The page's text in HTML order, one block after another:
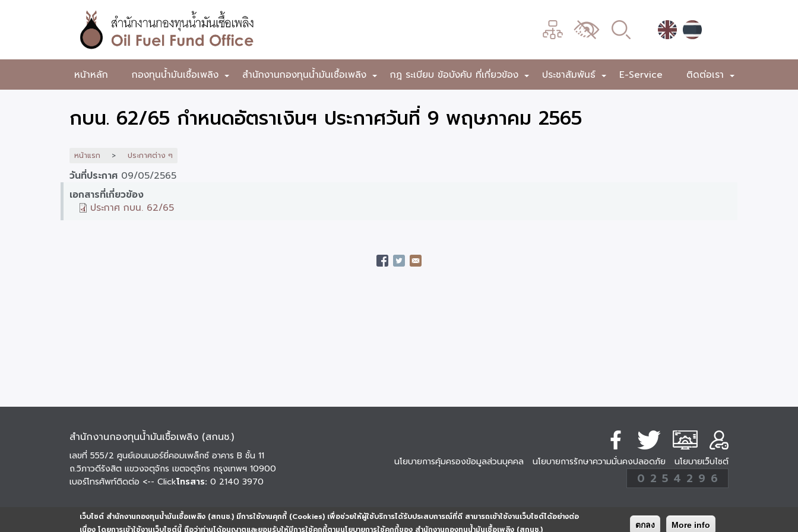
เว็บไซต์ สำนักงานกองทุนน้ำมันเชื้อเพลิง (สกนช.) มีการใช้งานคุกกี้ (Cookies) เพื่อช่วยให้ผู้ใช้บริการได้รับประสบการณ์ที่ดี สามารถเข้าใช้งานเว็บไซต์ได้อย่างต่อ
เนื่อง โดยการเข้าใช้งานเว็บไซต์นี้ ถือว่าท่านได้อนุญาตและยอมรับให้มีการใช้คุกกี้ตามนโยบายการใช้คุกกี้ของ สำนักงานกองทุนน้ำมันเชื้อเพลิง (สกนช.)
ตกลง More info
หลัก
สำนักงาน
กองทุน
น้ำมัน
เพลิง
เมนู
เปลี่ยน
ผล
หน้าหลัก +
กองทุนน้ำมันเชื้อเพลิง +
สำนักงานกองทุนน้ำมันเชื้อเพลิง +
กฎ ระเบียบ ข้อบังคับ ที่เกี่ยวข้อง +
ประชาสัมพันธ์ E-Service +
ติดต่อเรา
กบน. 62/65 กำหนดอัตราเงินฯ ประกาศวันที่ 9 พฤษภาคม 2565
หน้าแรก ประกาศต่าง ๆ
วันที่ประกาศ 09/05/2565
เอกสารที่เกี่ยวข้อง
ประกาศ กบน. 62/65
สำนักงานกองทุนน้ำมันเชื้อเพลิง (สกนช.)
เลขที่ 555/2 ศูนย์เอนเนอร์ยี่คอมเพล็กซ์ อาคาร B ชั้น 11
ถ.วิภาวดีรังสิต แขวงจตุจักร เขตจตุจักร กรุงเทพฯ 10900
เบอร์โทรศัพท์ติดต่อ <-- Clickโทรสาร: 0 2140 3970
นโยบายการคุ้มครองข้อมูลส่วนบุคคล นโยบายการรักษาความมั่นคงปลอดภัย นโยบายเว็บไซต์
254296
ครั้ง
0 2 5 4 2 9 6